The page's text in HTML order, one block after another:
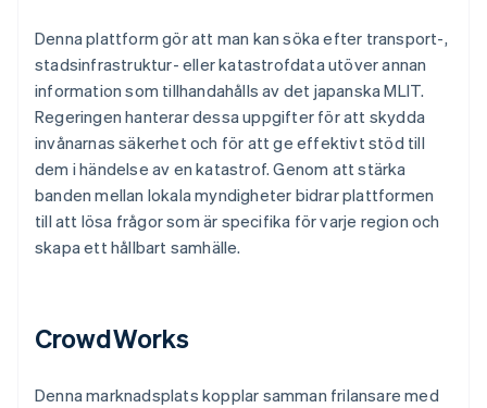
Denna plattform gör att man kan söka efter transport-,
stadsinfrastruktur- eller katastrofdata utöver annan
information som tillhandahålls av det japanska MLIT.
Regeringen hanterar dessa uppgifter för att skydda
invånarnas säkerhet och för att ge effektivt stöd till
dem i händelse av en katastrof. Genom att stärka
banden mellan lokala myndigheter bidrar plattformen
till att lösa frågor som är specifika för varje region och
skapa ett hållbart samhälle.
CrowdWorks
Denna marknadsplats kopplar samman frilansare med